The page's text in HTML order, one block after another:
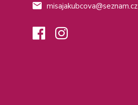
misajakubcova@seznam.cz